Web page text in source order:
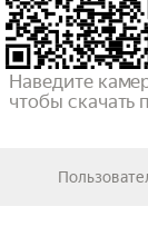
Наведите
чтобы скачать